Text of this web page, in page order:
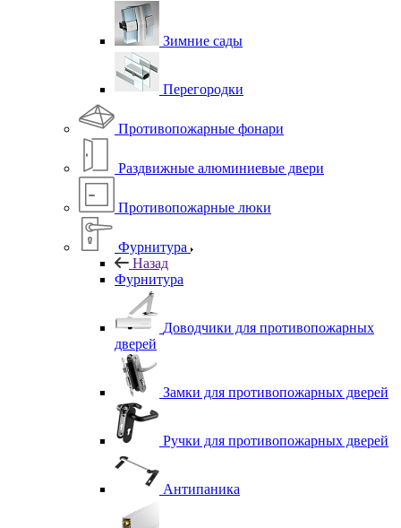
Зимние сады
Перегородки
Противопожарные фонари
Раздвижные алюминиевые двери
Противопожарные люки
Фурнитура
Назад
Фурнитура
Доводчики для противопожарных
дверей
Замки для противопожарных дверей
Ручки для противопожарных дверей
Антипаника